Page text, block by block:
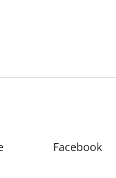
Facebook